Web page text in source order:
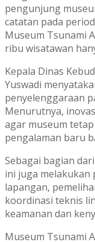
pengunjung
catatan pada
Museum Tsunami
ribu wisatawan
Kepala Dinas
Yuswadi
penyelenggaraan
Menurutnya,
agar museum
pengalaman baru
Sebagai bagian
ini juga melakukan
lapangan,
koordinasi teknis
keamanan dan
Museum Tsunami